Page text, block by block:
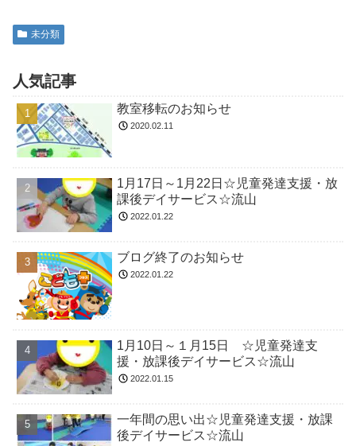
未分類
人気記事
教室移転のお知らせ
2020.02.11
1月17日～1月22日☆児童発達支援・放
課後デイサービス☆流山
2022.01.22
ブログ終了のお知らせ
2022.01.22
1月10日～１月15日 ☆児童発達支
援・放課後デイサービス☆流山
2022.01.15
一年間の思い出☆児童発達支援・放課
後デイサービス☆流山